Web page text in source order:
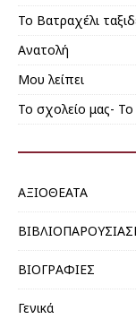
Το Βατραχέλι
Ανατολή
Mου λείπει
Το σχολείο μας- Το
ΑΞΙΟΘΕΑΤΑ
ΒΙΟΓΡΑΦΙΕΣ
Γενικά